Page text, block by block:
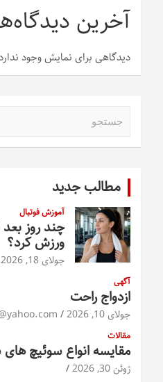
آخرین
دیدگاهی برای نمایش وجود
مطالب جدید
آموزش فوتبال
چند روز
ورزش کرد؟
جولای 18, 2026
آگهی
ازدواج راحت
جولای 10, 2026
مقالات
مقایسه انواع سوئیچ های
ژوئن 30, 2026